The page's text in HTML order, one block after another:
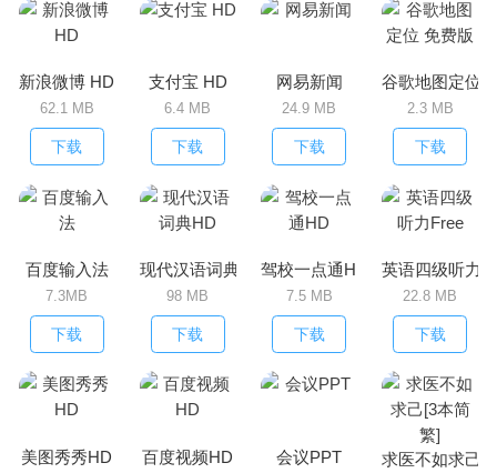
新浪微博 HD
62.1 MB
下载
支付宝 HD
6.4 MB
下载
网易新闻
24.9 MB
下载
谷歌地图定位
2.3 MB
下载
百度输入法
7.3MB
下载
现代汉语词典HD
98 MB
下载
驾校一点通HD
7.5 MB
下载
英语四级听力
22.8 MB
下载
美图秀秀HD 百度视频HD 会议PPT 求医不如求己